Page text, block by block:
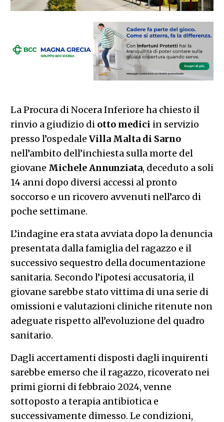
La Procura di Nocera Inferiore ha chiesto il
rinvio a giudizio di otto medici in servizio
presso l’ospedale Villa Malta di Sarno
nell’ambito dell’inchiesta sulla morte del
giovane Michele Annunziata, deceduto a soli
14 anni dopo diversi accessi al pronto
soccorso e un ricovero avvenuti nell’arco di
poche settimane.
L’indagine era stata avviata dopo la denuncia
presentata dalla famiglia del ragazzo e il
successivo sequestro della documentazione
sanitaria. Secondo l’ipotesi accusatoria, il
giovane sarebbe stato vittima di una serie di
omissioni e valutazioni cliniche ritenute non
adeguate rispetto all’evoluzione del quadro
sanitario.
Dagli accertamenti disposti dagli inquirenti
sarebbe emerso che il ragazzo, ricoverato nei
primi giorni di febbraio 2024, venne
sottoposto a terapia antibiotica e
successivamente dimesso. Le condizioni,